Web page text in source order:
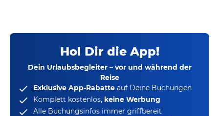
Hol Dir die App!
Dein Urlaubsbegleiter – vor und während der
Reise
Exklusive App-Rabatte auf Deine Buchungen
Komplett kostenlos, keine Werbung
Alle Buchungsinfos immer griffbereit